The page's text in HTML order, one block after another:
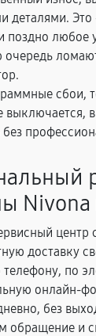
деталями.
поздно любое
очередь
сбои,
выключается,
Nivona
центр
доставку
по
онлайн-
без
обращение и